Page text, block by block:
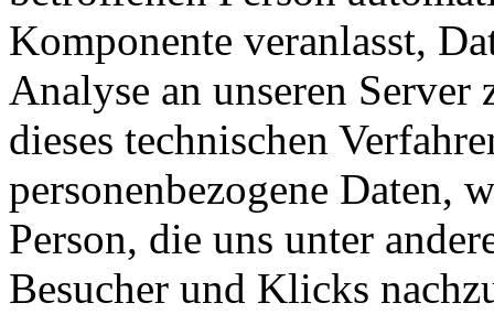
Komponente veranlasst,
Analyse an unseren
dieses technischen
personenbezogene Daten,
Person, die uns unter
Besucher und Klicks